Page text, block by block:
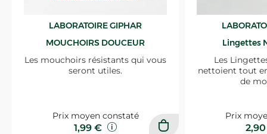
LABORATOIRE GIPHAR
MOUCHOIRS DOUCEUR
Les mouchoirs résistants qui vous
seront utiles.
Prix moyen constaté
1,99 €
Lingettes
Les
nettoient tout
de
Prix